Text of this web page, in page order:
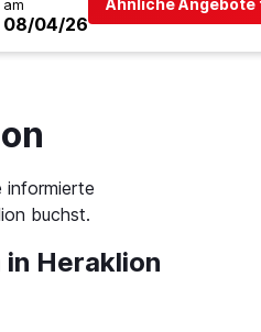
am
08/04/26
informierte
buchst.
Heraklion